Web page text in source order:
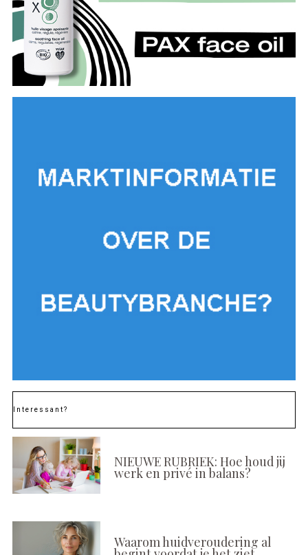
Interessant?
NIEUWE RUBRIEK: Hoe houd jij
werk en privé in balans?
Waarom huidveroudering al